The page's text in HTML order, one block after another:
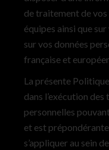
de traitement de vos
équipes ainsi que
sur vos données
française et
La présente
dans l’exécution
personnelles
et est
s’appliquer au sein